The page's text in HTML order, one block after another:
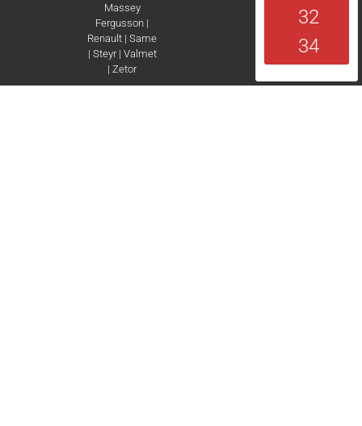
Massey
Fergusson |
Renault |Same
| Steyr| Valmet
|Zetor
32
34